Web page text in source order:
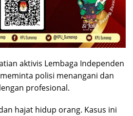
aktivis Lembaga Independen
polisi menangani dan
profesional.
hajat hidup orang. Kasus ini